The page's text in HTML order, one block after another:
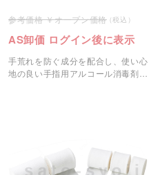
オープン価格
AS卸価 ログイン後に表示
手荒れを防ぐ成分を配合し、使い心
地の良い手指用アルコール消毒剤